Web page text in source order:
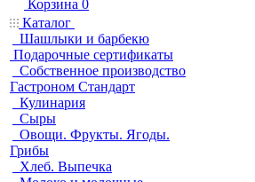
Корзина 0
Каталог
Шашлыки и барбекю
Подарочные сертификаты
Собственное производство
Гастроном Стандарт
Кулинария
Сыры
Овощи. Фрукты. Ягоды.
Грибы
Хлеб. Выпечка